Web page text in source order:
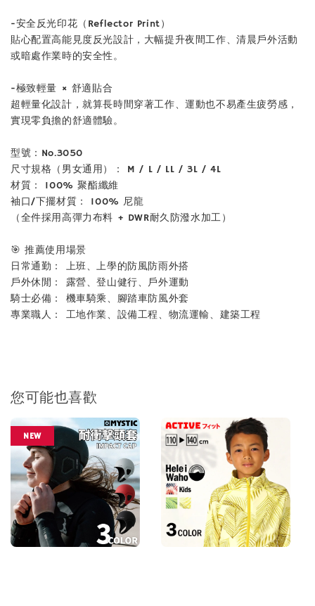
-安全反光印花（Reflector Print）
貼心配置高能見度反光設計，大幅提升夜間工作、清晨戶外活動
或暗處作業時的安全性。
-極致輕量 × 舒適貼合
超輕量化設計，就算長時間穿著工作、運動也不易產生疲勞感，
實現零負擔的舒適體驗。
型號：No.3050
尺寸規格（男女通用）： M / L / LL / 3L / 4L
材質： 100% 聚酯纖維
袖口/下擺材質： 100% 尼龍
（全件採用高彈力布料 + DWR耐久防潑水加工）
🎯 推薦使用場景
日常通勤： 上班、上學的防風防雨外搭
戶外休閒： 露營、登山健行、戶外運動
騎士必備： 機車騎乘、腳踏車防風外套
專業職人： 工地作業、設備工程、物流運輸、建築工程
您可能也喜歡
NEW